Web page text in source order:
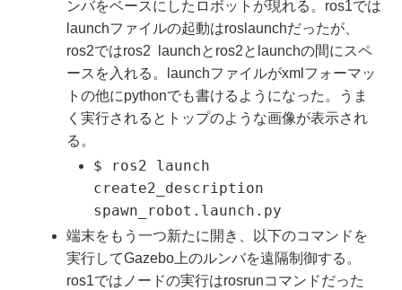
ンバをベースにしたロボットが現れる。ros1では
launchファイルの起動はroslaunchだったが、
ros2ではros2 launchとros2とlaunchの間にスペ
ースを入れる。launchファイルがxmlフォーマッ
トの他にpythonでも書けるようになった。うま
く実行されるとトップのような画像が表示され
る。
$ ros2 launch
create2_description
spawn_robot.launch.py
端末をもう一つ新たに開き、以下のコマンドを
実行してGazebo上のルンバを遠隔制御する。
ros1ではノードの実行はrosrunコマンドだった